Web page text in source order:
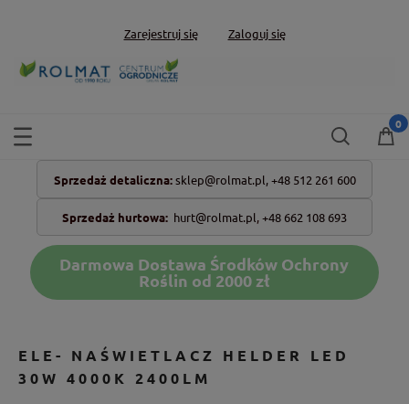
Zarejestruj się Zaloguj się
Sprzedaż detaliczna: sklep@rolmat.pl, +48 512 261 600
Sprzedaż hurtowa: hurt@rolmat.pl,+48 662 108 693
Darmowa Dostawa Środków Ochrony
Roślin od 2000 zł
ELE- NAŚWIETLACZ HELDER LED
30W 4000K 2400LM